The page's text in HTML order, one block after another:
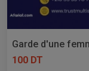
Garde d'une
100 DT